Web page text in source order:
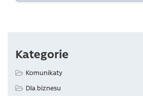
Kategorie
Komunikaty
Dla biznesu